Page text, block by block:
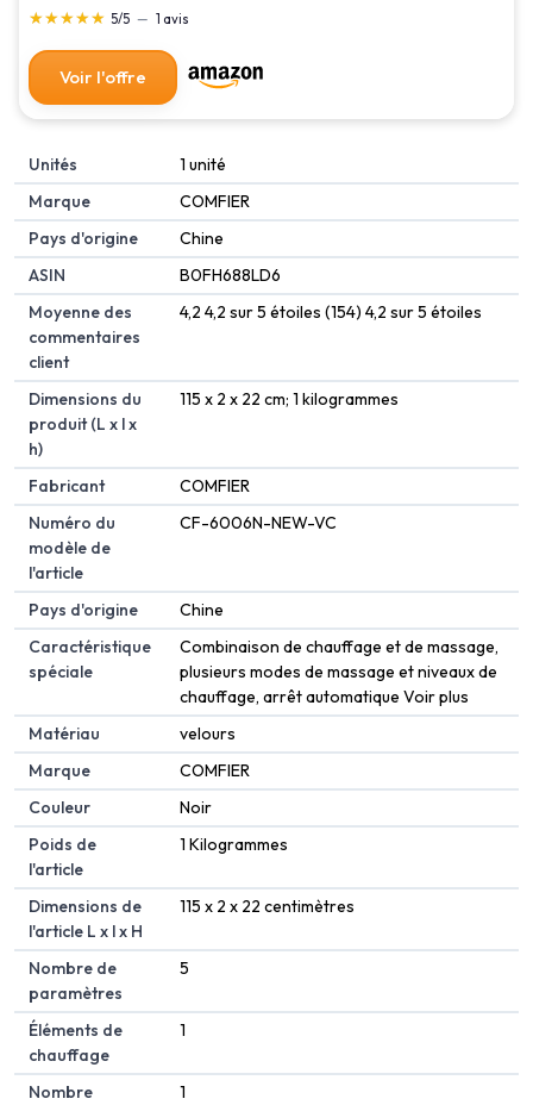
douleur musculaire dans les jambes lourdes
★★★★★
★★★★★ 5/5 — 1 avis
Voir l'offre
Unités
‎1 unité
Marque
‎COMFIER
Pays d'origine
‎Chine
ASIN
B0FH688LD6
Moyenne des
commentaires
client
4,2 4,2 sur 5 étoiles (154) 4,2 sur 5 étoiles
Dimensions du
produit (L x l x
h)
115 x 2 x 22 cm; 1 kilogrammes
Fabricant
COMFIER
Numéro du
modèle de
l'article
CF-6006N-NEW-VC
Pays d'origine
Chine
Caractéristique
spéciale
Combinaison de chauffage et de massage,
plusieurs modes de massage et niveaux de
chauffage, arrêt automatique Voir plus
Matériau
velours
Marque
COMFIER
Couleur
Noir
Poids de
l'article
1 Kilogrammes
Dimensions de
l'article L x l x H
115 x 2 x 22 centimètres
Nombre de
paramètres
5
Éléments de
chauffage
1
Nombre
1